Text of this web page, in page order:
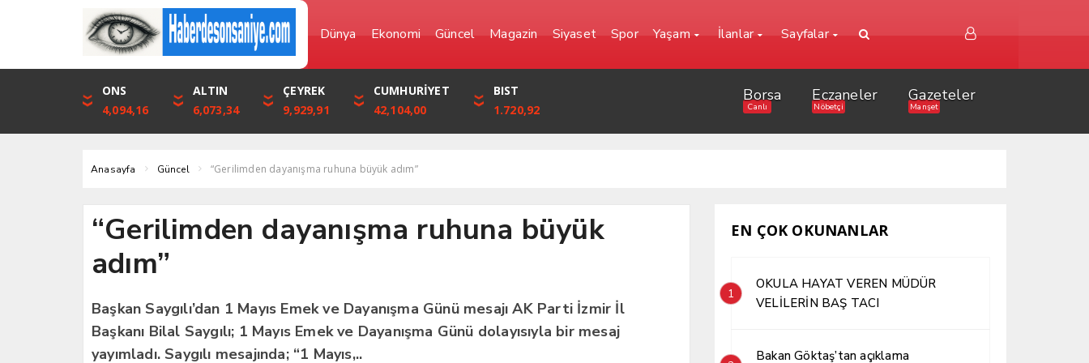
Dünya Ekonomi Güncel Magazin Siyaset Spor Yaşam İlanlar Sayfalar
DOLAR
46,1316
EURO
53,3001
STERLİN
61,7411
YEN
0,0000
57,6861
ONS
4,094,16
ALTIN
6,073,34
ÇEYREK
9,929,91
CUMHURİYET
42,104,00
BIST
1.720,92
Borsa
Canlı
Eczaneler
Nöbetçi
Gazeteler
Manşet
Anasayfa Güncel “Gerilimden dayanışma ruhuna büyük adım”
“Gerilimden dayanışma ruhuna büyük
adım”
Başkan Saygılı’dan 1 Mayıs Emek ve Dayanışma Günü mesajı AK Parti İzmir İl
Başkanı Bilal Saygılı; 1 Mayıs Emek ve Dayanışma Günü dolayısıyla bir mesaj
yayımladı. Saygılı mesajında; “1 Mayıs,..
EN ÇOK OKUNANLAR
1
OKULA HAYAT VEREN MÜDÜR
VELİLERİN BAŞ TACI
Bakan Göktaş’tan açıklama